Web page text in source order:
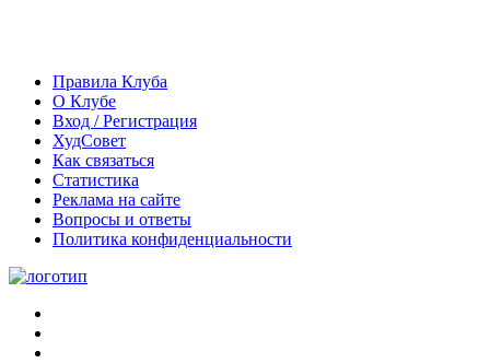
Правила Клуба
О Клубе
Вход / Регистрация
ХудСовет
Как связаться
Статистика
Реклама на сайте
Вопросы и ответы
Политика конфиденциальности